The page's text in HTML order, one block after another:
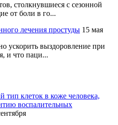
столкнувшиеся с сезонной
от боли в го...
лечения простуды 15 мая
ускорить выздоровление при
и что паци...
клеток в коже человека,
воспалительных